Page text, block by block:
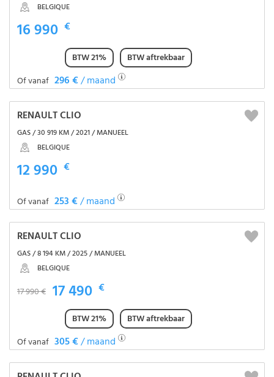
BELGIQUE
16 990 €
BTW 21%
BTW aftrekbaar
Of vanaf 296 €/ maand
RENAULT CLIO
GAS / 30 919 KM / 2021 / MANUEEL
BELGIQUE
12 990 €
Of vanaf 253 €/ maand
RENAULT CLIO
GAS / 8 194 KM / 2025 / MANUEEL
BELGIQUE
17 990 € 17 490 €
BTW 21%
BTW aftrekbaar
Of vanaf 305 €/ maand